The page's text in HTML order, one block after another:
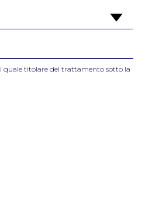
quale titolare del trattamento sotto la